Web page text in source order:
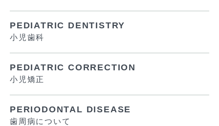
PEDIATRIC DENTISTRY
小児歯科
PEDIATRIC CORRECTION
小児矯正
PERIODONTAL DISEASE
歯周病について